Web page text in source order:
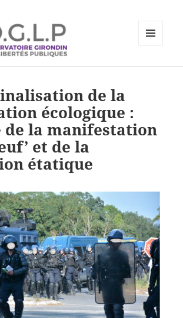
de la
écologique :
de la manifestation
et de la
étatique